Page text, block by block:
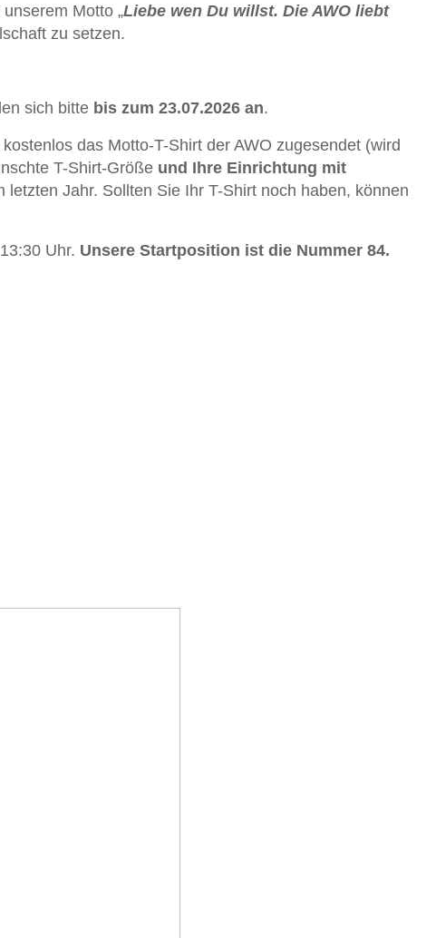
Motto „Liebe wen Du willst. Die AWO liebt
zu setzen.
sich bitte bis zum 23.07.2026 an.
das Motto-T-Shirt der AWO zugesendet (wird
T-Shirt-Größe und Ihre Einrichtung mit
Jahr. Sollten Sie Ihr T-Shirt noch haben, können
Uhr. Unsere Startposition ist die Nummer 84.